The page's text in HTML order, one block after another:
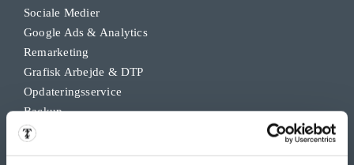
Sociale Medier
Google Ads & Analytics
Remarketing
Grafisk Arbejde & DTP
Opdateringsservice
Backup
Klippekort